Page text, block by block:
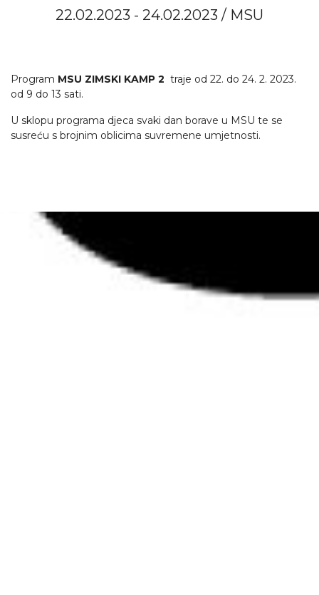
22.02.2023 - 24.02.2023 / MSU
Program MSU ZIMSKI KAMP 2 traje od 22. do 24. 2. 2023.
od 9 do 13 sati.
U sklopu programa djeca svaki dan borave u MSU te se
susreću s brojnim oblicima suvremene umjetnosti.